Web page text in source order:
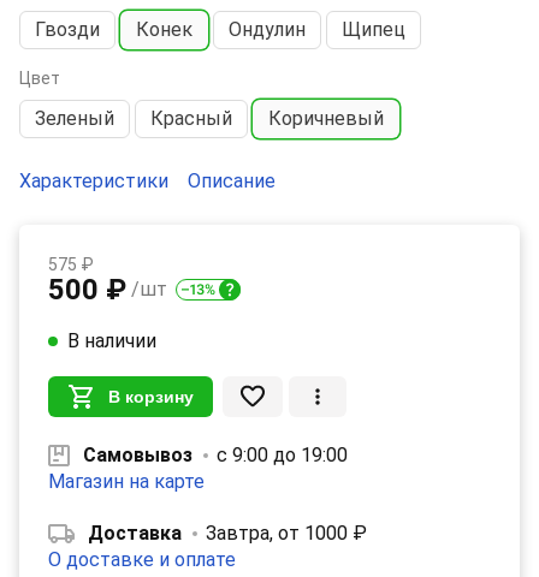
Гвозди Конек Ондулин Щипец
Цвет
Зеленый Красный Коричневый
Характеристики Описание
575 ₽
500 ₽ /шт
В наличии
В корзину
Самовывоз
с 9:00 до 19:00
Магазин на карте
Доставка
Завтра, от 1000 ₽
О доставке и оплате